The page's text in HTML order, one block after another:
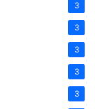
3
3
3
3
3